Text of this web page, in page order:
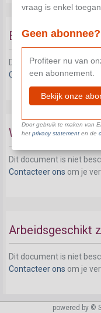
Beschikbaar zijn
Dit document is niet
Contacteer onsom je
Werkzoekende
Dit document is niet
Contacteer ons om je
Arbeidsgeschikt
Dit document is niet
Contacteer ons om je
powered by ©
vraag is enkel
Geen abonnee?
Profiteer nu van
een abonnement.
Bekijk onze
Door gebruik te maken van
het privacy statementen de